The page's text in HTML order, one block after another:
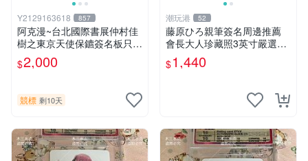
Y2129163618 857
阿克漫~台北國際書展仲村佳
樹之東京天使保鑣簽名板只有
一張
$2,000
競標 剩10天
潮玩港 52
藤原ひろ親筆簽名周邊推薦
會長大人珍藏照3英寸嚴選女
仆紀念品 面簽收藏 會長大人
簽名照 女仆照 面簽收藏
$1,440